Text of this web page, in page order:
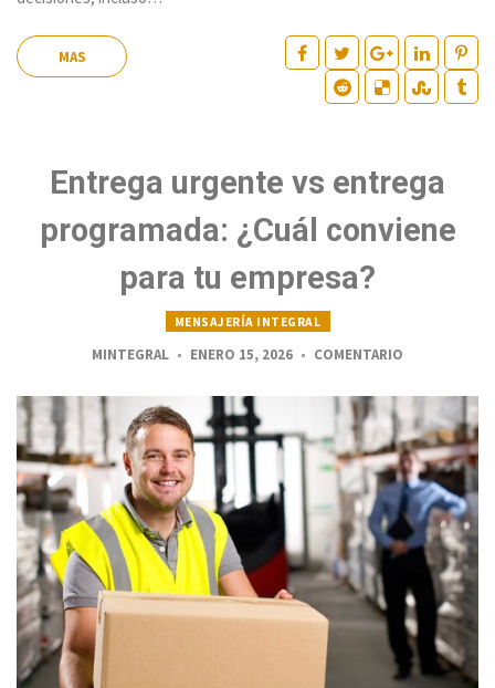
MAS
Entrega urgente vs entrega
programada: ¿Cuál conviene
para tu empresa?
MENSAJERÍA INTEGRAL
MINTEGRAL ENERO 15, 2026 COMENTARIO